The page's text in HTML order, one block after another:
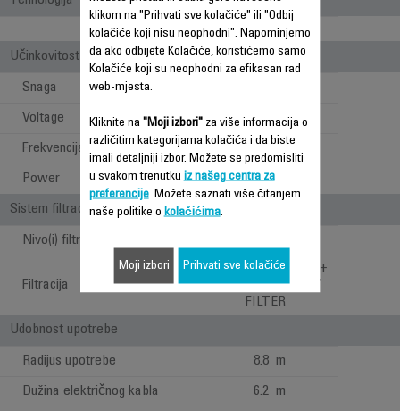
Bagless
Učinkovitost
Snaga
Voltage 220-240 V
Frekvencija 50-60 Hz
Power 600 W
Sistem filtracije
Nivo(i) filtracije 3
Filtracija
FOAM + CYCLONE +
HIGH EFFICIENCY
FILTER
Udobnost upotrebe
Radijus upotrebe 8.8 m
Dužina električnog kabla 6.2 m
klikom na "Prihvati sve kolačiće" ili "Odbij
kolačiće koji nisu neophodni". Napominjemo
da ako odbijete Kolačiće, koristićemo samo
Kolačiće koji su neophodni za efikasan rad
web-mjesta.
Kliknite na "Moji izbori"za više informacija o
različitim kategorijama kolačića i da biste
imali detaljniji izbor. Možete se predomisliti
u svakom trenutku iz našeg centra za
preferencije. Možete saznati više čitanjem
naše politike o kolačićima.
Moji izbori Prihvati sve kolačiće